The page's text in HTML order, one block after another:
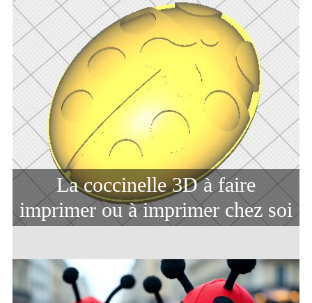
La coccinelle 3D à faire
imprimer ou à imprimer chez soi